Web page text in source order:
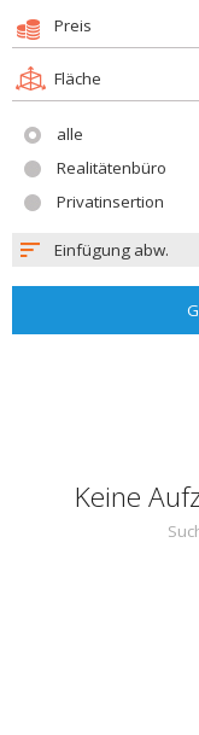
Preis
Fläche
alle
Realitätenbüro
Privatinsertion
Einfügung abw.
Keine